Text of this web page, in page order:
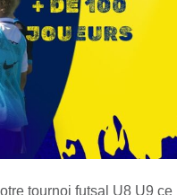
tournoi futsal U8 U9 ce